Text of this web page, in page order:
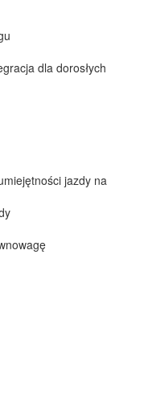
dla dorosłych
jazdy na